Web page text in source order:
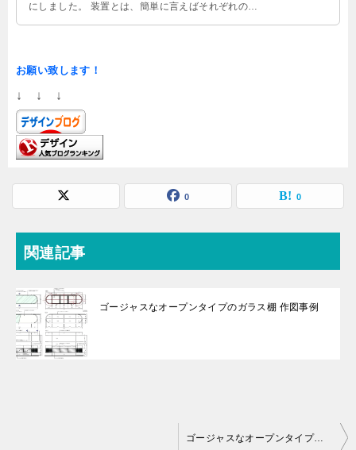
にしました。 装置とは、簡単に言えばそれぞれの什
お願い致します！
↓ ↓ ↓
0 0
関連記事
ゴージャスなオープンタイプのガラス棚 作図事例
ゴージャスなオープンタイプのガラス棚 作図事例